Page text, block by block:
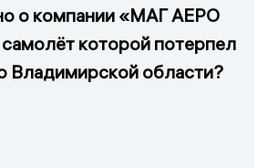
о компании «МАГ АЕРО
которой потерпел
Владимирской области?